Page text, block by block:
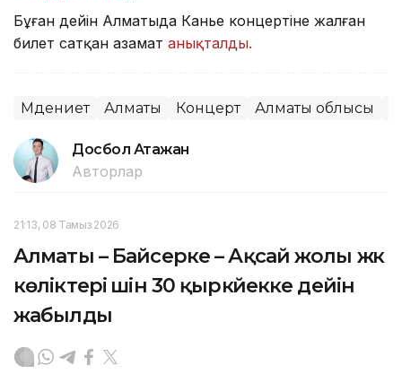
Бұған дейін Алматыда Канье концертіне жалған
билет сатқан азамат анықталды.
Мәдениет Алматы Концерт Алматы облысы
Досбол Атажан
Авторлар
21:13, 08 Тамыз 2026
Алматы – Байсерке – Ақсай жолы жүк
көліктері үшін 30 қыркүйекке дейін
жабылды